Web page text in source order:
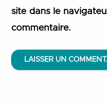
site dans le
commentaire.
LAISSER UN